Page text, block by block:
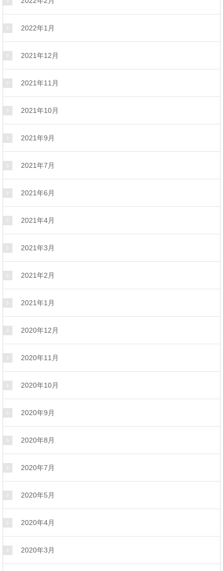
2022年1月
2021年12月
2021年11月
2021年10月
2021年9月
2021年7月
2021年6月
2021年4月
2021年3月
2021年2月
2021年1月
2020年12月
2020年11月
2020年10月
2020年9月
2020年8月
2020年7月
2020年5月
2020年4月
2020年3月